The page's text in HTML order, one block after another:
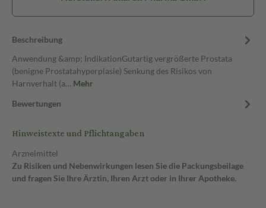
Beschreibung
Anwendung &amp; IndikationGutartig vergrößerte Prostata
(benigne Prostatahyperplasie) Senkung des Risikos von
Harnverhalt (a… Mehr
Bewertungen
Hinweistexte und Pflichtangaben
Arzneimittel
Zu Risiken und Nebenwirkungen lesen Sie die Packungsbeilage
und fragen Sie Ihre Ärztin, Ihren Arzt oder in Ihrer Apotheke.